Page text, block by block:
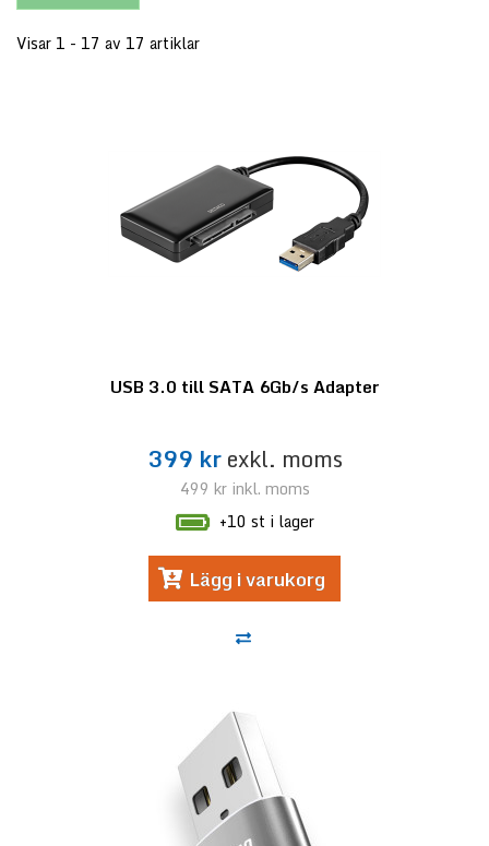
Visar 1 - 17 av 17 artiklar
USB 3.0 till SATA 6Gb/s Adapter
399 krexkl. moms
499 krinkl. moms
+10 st i lager
Lägg i varukorg